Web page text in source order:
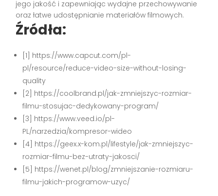
jego jakość i zapewniając wydajne przechowywanie
oraz łatwe udostępnianie materiałów filmowych.
Źródła:
[1] https://www.capcut.com/pl-
pl/resource/reduce-video-size-without-losing-
quality
[2] https://coolbrand.pl/jak-zmniejszyc-rozmiar-
filmu-stosujac-dedykowany-program/
[3] https://www.veed.io/pl-
PL/narzedzia/kompresor-wideo
[4] https://geex.x-kom.pl/lifestyle/jak-zmniejszyc-
rozmiar-filmu-bez-utraty-jakosci/
[5] https://wenet.pl/blog/zmniejszanie-rozmiaru-
filmu-jakich-programow-uzyc/